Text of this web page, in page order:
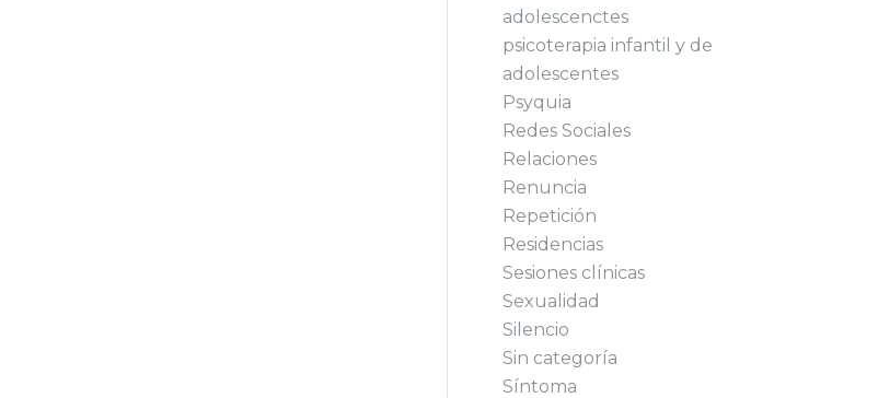
adolescenctes
psicoterapia infantil y de
adolescentes
Psyquia
Redes Sociales
Relaciones
Renuncia
Repetición
Residencias
Sesiones clínicas
Sexualidad
Silencio
Sin categoría
Síntoma